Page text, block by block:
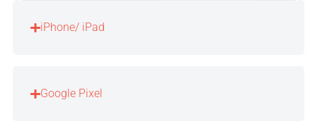
iPhone/ iPad
Google Pixel